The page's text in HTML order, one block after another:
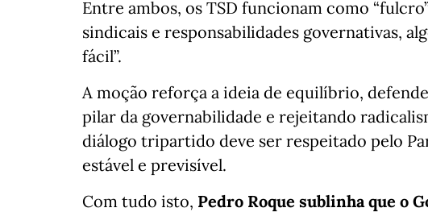
Entre ambos, os TSD funcionam como
sindicais e responsabilidades governativas,
fácil”.
A moção reforça a ideia de equilíbrio,
pilar da governabilidade e rejeitando
diálogo tripartido deve ser respeitado pelo
estável e previsível.
Com tudo isto, Pedro Roque sublinha que o